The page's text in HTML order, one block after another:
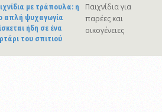
με τράπουλα: η
απλή ψυχαγωγία
ήδη σε ένα
του σπιτιού
Παιχνίδια για
παρέες και
οικογένειες